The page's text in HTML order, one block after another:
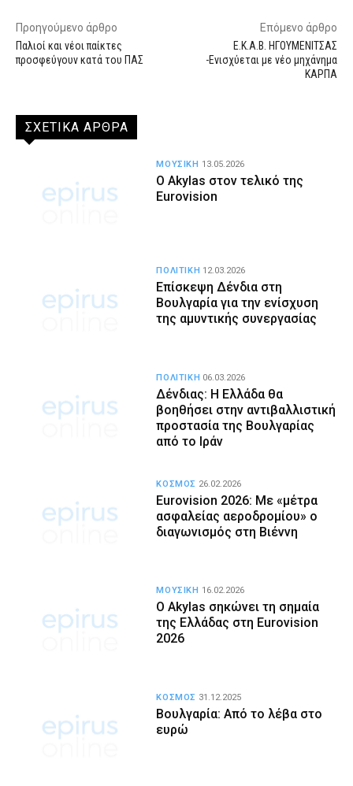
Προηγούμενο άρθρο
Παλιοί και νέοι παίκτες
προσφεύγουν κατά του ΠΑΣ
Επόμενο άρθρο
Ε.Κ.Α.Β. ΗΓΟΥΜΕΝΙΤΣΑΣ
-Ενισχύεται με νέο μηχάνημα
ΚΑΡΠΑ
ΣΧΕΤΙΚΑ ΑΡΘΡΑ
Ο Akylas στον τελικό της
Eurovision
ΜΟΥΣΙΚΗ 13.05.2026
Επίσκεψη Δένδια στη
Βουλγαρία για την ενίσχυση
της αμυντικής συνεργασίας
ΠΟΛΙΤΙΚΗ 12.03.2026
Δένδιας: Η Ελλάδα θα
βοηθήσει στην αντιβαλλιστική
προστασία της Βουλγαρίας
από το Ιράν
ΠΟΛΙΤΙΚΗ 06.03.2026
Eurovision 2026: Με «μέτρα
ασφαλείας αεροδρομίου» ο
διαγωνισμός στη Βιέννη
ΚΟΣΜΟΣ 26.02.2026
Ο Akylas σηκώνει τη σημαία
της Ελλάδας στη Eurovision
2026
ΜΟΥΣΙΚΗ 16.02.2026
Βουλγαρία: Από το λέβα στο
ευρώ
ΚΟΣΜΟΣ 31.12.2025